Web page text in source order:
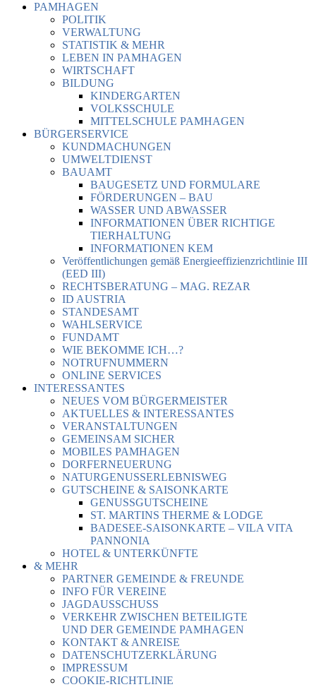
PAMHAGEN
POLITIK
VERWALTUNG
STATISTIK & MEHR
LEBEN IN PAMHAGEN
WIRTSCHAFT
BILDUNG
KINDERGARTEN
VOLKSSCHULE
MITTELSCHULE PAMHAGEN
BÜRGERSERVICE
KUNDMACHUNGEN
UMWELTDIENST
BAUAMT
BAUGESETZ UND FORMULARE
FÖRDERUNGEN – BAU
WASSER UND ABWASSER
INFORMATIONEN ÜBER RICHTIGE
TIERHALTUNG
INFORMATIONEN KEM
Veröffentlichungen gemäß Energieeffizienzrichtlinie III
(EED III)
RECHTSBERATUNG – MAG. REZAR
ID AUSTRIA
STANDESAMT
WAHLSERVICE
FUNDAMT
WIE BEKOMME ICH…?
NOTRUFNUMMERN
ONLINE SERVICES
INTERESSANTES
NEUES VOM BÜRGERMEISTER
AKTUELLES & INTERESSANTES
VERANSTALTUNGEN
GEMEINSAM SICHER
MOBILES PAMHAGEN
DORFERNEUERUNG
NATURGENUSSERLEBNISWEG
GUTSCHEINE & SAISONKARTE
GENUSSGUTSCHEINE
ST. MARTINS THERME & LODGE
BADESEE-SAISONKARTE – VILA VITA
PANNONIA
HOTEL & UNTERKÜNFTE
& MEHR
PARTNER GEMEINDE & FREUNDE
INFO FÜR VEREINE
JAGDAUSSCHUSS
VERKEHR ZWISCHEN BETEILIGTE
UND DER GEMEINDE PAMHAGEN
KONTAKT & ANREISE
DATENSCHUTZERKLÄRUNG
IMPRESSUM
COOKIE-RICHTLINIE